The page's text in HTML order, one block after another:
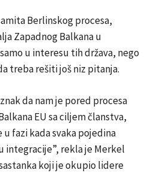
Berlinskog procesa,
Zapadnog Balkana u
u interesu tih država, nego
treba rešiti još niz pitanja.
da nam je pored procesa
EU sa ciljem članstva,
fazi kada svaka pojedina
integracije”, rekla je Merkel
koji je okupio lidere